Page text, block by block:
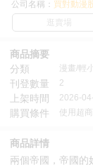
公司名稱： 買對動漫
逛賣場
商品摘要
分類
漫畫/輕
刊登數量 2
上架時間 2026-
購買條件 使用超
商品詳情
兩個帝國，帝國的